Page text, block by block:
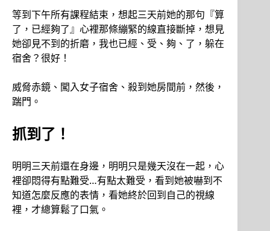
等到下午所有課程結束，想起三天前她的那句『算
了，已經夠了』心裡那條繃緊的線直接斷掉，想見
她卻見不到的折磨，我也已經、受、夠、了，躲在
宿舍？很好！
威脅赤鏡、闖入女子宿舍、殺到她房間前，然後，
踹門。
抓到了！
明明三天前還在身邊，明明只是幾天沒在一起，心
裡卻悶得有點難受…有點太難受，看到她被嚇到不
知道怎麼反應的表情，看她終於回到自己的視線
裡，才總算鬆了口氣。